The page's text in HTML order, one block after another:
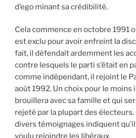
d’ego minant sa crédibilité.
Cela commence en octobre 1991
est exclu pour avoir enfreint la
fait, il défendait ardemment les
contre lesquels le parti s’était en
comme indépendant, il rejoint le
août 1992. Un choix pour le moins
brouillera avec sa famille et qui
rejeté par la plupart des électeurs.
divers témoignages indiquent
voulu rejoindre les libéraux.